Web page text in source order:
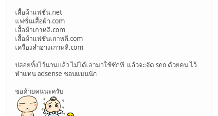
เสื้อผ้าแฟชั่น.net
แฟชั่นเสื้อผ้า.com
เสื้อผ้าเกาหลี.com
เสื้อผ้าแฟชั่นเกาหลี.com
เครื่องสำอางเกาหลี.com
ปล่อยทิ้งไว้นานแล้ว ไม่ได้เอามาใช้ซักที แล้วจะจัด seo ด้วยคน ไว้
ทำแทน adsense ชอบแบนนัก
ขอด้วยคนนะครับ